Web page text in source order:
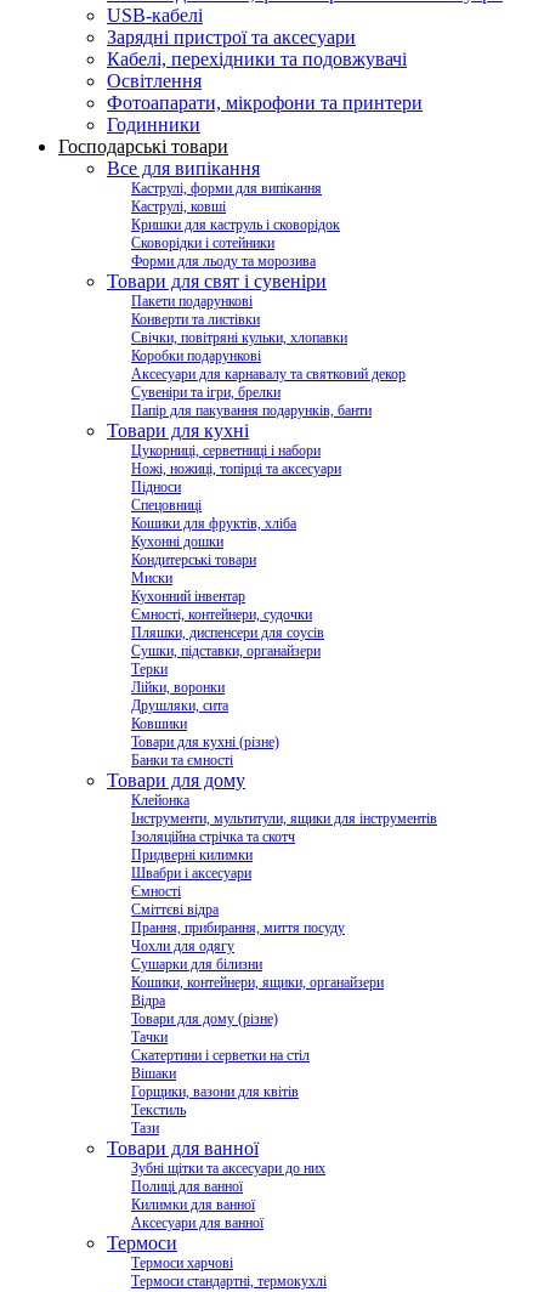
USB-кабелі
Зарядні пристрої та аксесуари
Кабелі, перехідники та подовжувачі
Освітлення
Фотоапарати, мікрофони та принтери
Годинники
Господарські товари
Все для випікання
Каструлі, форми для випікання
Каструлі, ковші
Кришки для каструль і сковорідок
Сковорідки і сотейники
Форми для льоду та морозива
Товари для свят і сувеніри
Пакети подарункові
Конверти та листівки
Свічки, повітряні кульки, хлопавки
Коробки подарункові
Аксесуари для карнавалу та святковий декор
Сувеніри та ігри, брелки
Папір для пакування подарунків, банти
Товари для кухні
Цукорниці, серветниці і набори
Ножі, ножиці, топірці та аксесуари
Підноси
Спецовниці
Кошики для фруктів, хліба
Кухонні дошки
Кондитерські товари
Миски
Кухонний інвентар
Ємності, контейнери, судочки
Пляшки, диспенсери для соусів
Сушки, підставки, органайзери
Терки
Лійки, воронки
Друшляки, сита
Ковшики
Товари для кухні (різне)
Банки та ємності
Товари для дому
Клейонка
Інструменти, мультитули, ящики для інструментів
Ізоляційна стрічка та скотч
Придверні килимки
Швабри і аксесуари
Ємності
Сміттєві відра
Прання, прибирання, миття посуду
Чохли для одягу
Сушарки для білизни
Кошики, контейнери, ящики, органайзери
Відра
Товари для дому (різне)
Тачки
Скатертини і серветки на стіл
Вішаки
Горщики, вазони для квітів
Текстиль
Тази
Товари для ванної
Зубні щітки та аксесуари до них
Полиці для ванної
Килимки для ванної
Аксесуари для ванної
Термоси
Термоси харчові
Термоси стандартні, термокухлі